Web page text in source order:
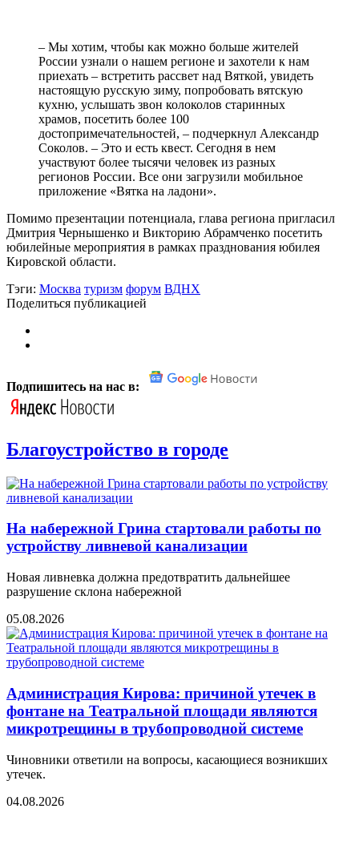
– Мы хотим, чтобы как можно больше жителей
России узнали о нашем регионе и захотели к нам
приехать – встретить рассвет над Вяткой, увидеть
настоящую русскую зиму, попробовать вятскую
кухню, услышать звон колоколов старинных
храмов, посетить более 100
достопримечательностей, – подчеркнул Александр
Соколов. – Это и есть квест. Сегодня в нем
участвуют более тысячи человек из разных
регионов России. Все они загрузили мобильное
приложение «Вятка на ладони».
Помимо презентации потенциала, глава региона пригласил
Дмитрия Чернышенко и Викторию Абрамченко посетить
юбилейные мероприятия в рамках празднования юбилея
Кировской области.
Тэги: Москва туризм форум ВДНХ
Поделиться публикацией
Подпишитесь на нас в:
Благоустройство в городе
На набережной Грина стартовали работы по
устройству ливневой канализации
Новая ливневка должна предотвратить дальнейшее
разрушение склона набережной
05.08.2026
Администрация Кирова: причиной утечек в
фонтане на Театральной площади являются
микротрещины в трубопроводной системе
Чиновники ответили на вопросы, касающиеся возникших
утечек.
04.08.2026